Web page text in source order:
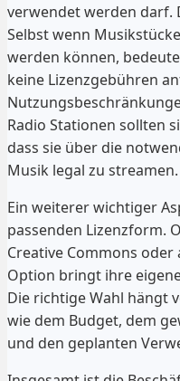
verwendet werden darf.
Selbst wenn
werden können,
keine Lizenzgebühren
Radio Stationen sollten
dass sie über die
Musik legal zu streamen.
Ein weiterer wichtiger
passenden Lizenzform.
Creative Commons oder
Option bringt ihre
Die richtige Wahl hängt
wie dem Budget, dem
und den geplanten